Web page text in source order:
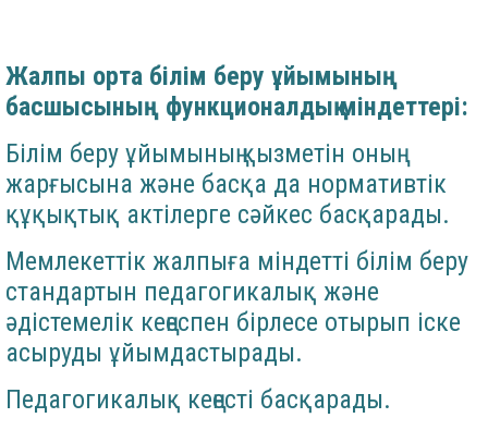
Жалпы орта білім беру ұйымының
басшысының функционалдық міндеттері:
Білім беру ұйымының қызметін оның
жарғысына және басқа да нормативтік
құқықтық актілерге сәйкес басқарады.
Мемлекеттік жалпыға міндетті білім беру
стандартын педагогикалық және
әдістемелік кеңеспен бірлесе отырып іске
асыруды ұйымдастырады.
Педагогикалық кеңесті басқарады.